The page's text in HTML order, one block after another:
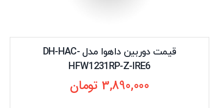
قیمت دوربین داهوا مدل DH-HAC-
HFW1231RP-Z-IRE6
3,890,000 تومان